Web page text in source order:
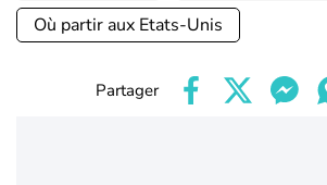
Où partir aux Etats-Unis
Partager